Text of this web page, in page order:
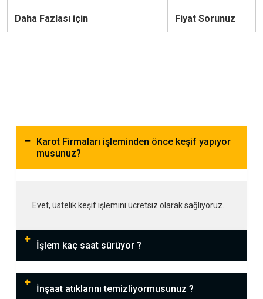
Daha Fazlası için Fiyat Sorunuz
Karot Firmaları işleminden önce keşif yapıyor
musunuz?
Evet, üstelik keşif işlemini ücretsiz olarak sağlıyoruz.
İşlem kaç saat sürüyor ?
İnşaat atıklarını temizliyormusunuz ?